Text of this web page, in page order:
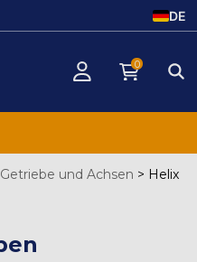
DE
0
und Achsen > Helix